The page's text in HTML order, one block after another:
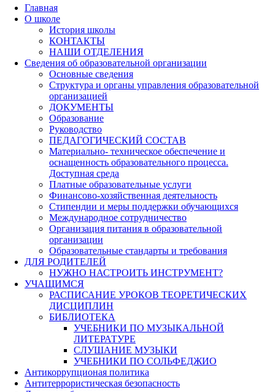
Главная
О школе
История школы
КОНТАКТЫ
НАШИ ОТДЕЛЕНИЯ
Сведения об образовательной организации
Основные сведения
Структура и органы управления образовательной
организацией
ДОКУМЕНТЫ
Образование
Руководство
ПЕДАГОГИЧЕСКИЙ СОСТАВ
Материально- техническое обеспечение и
оснащенность образовательного процесса.
Доступная среда
Платные образовательные услуги
Финансово-хозяйственная деятельность
Стипендии и меры поддержки обучающихся
Международное сотрудничество
Организация питания в образовательной
организации
Образовательные стандарты и требования
ДЛЯ РОДИТЕЛЕЙ
НУЖНО НАСТРОИТЬ ИНСТРУМЕНТ?
УЧАЩИМСЯ
РАСПИСАНИЕ УРОКОВ ТЕОРЕТИЧЕСКИХ
ДИСЦИПЛИН
БИБЛИОТЕКА
УЧЕБНИКИ ПО МУЗЫКАЛЬНОЙ
ЛИТЕРАТУРЕ
СЛУШАНИЕ МУЗЫКИ
УЧЕБНИКИ ПО СОЛЬФЕДЖИО
Антикоррупционая политика
Антитеррористическая безопасность